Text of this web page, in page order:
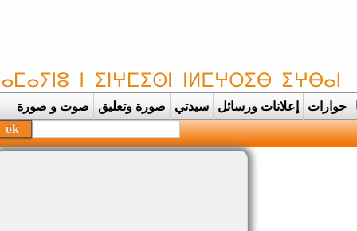
حوارات إعلانات ورسائل سيدتي صورة وتعليق صوت و صورة